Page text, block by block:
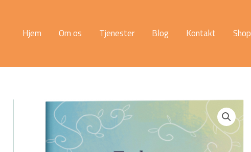
Hjem Om os Tjenester Blog Kontakt Shop